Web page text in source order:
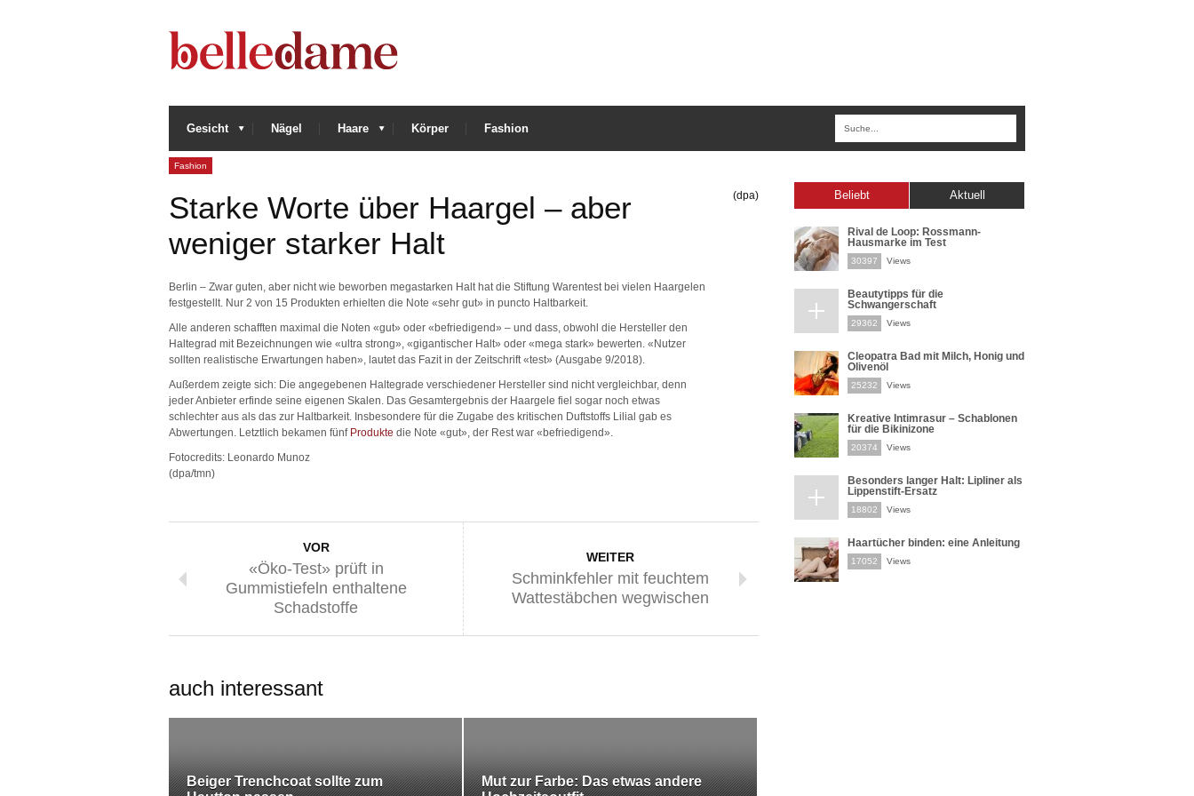
Gesicht Nägel Haare Körper Fashion
Fashion
Starke Worte über Haargel – aber
weniger starker Halt
(dpa)
Berlin – Zwar guten, aber nicht wie beworben megastarken Halt hat die Stiftung Warentest bei vielen Haargelen
festgestellt. Nur 2 von 15 Produkten erhielten die Note «sehr gut» in puncto Haltbarkeit.
Alle anderen schafften maximal die Noten «gut» oder «befriedigend» – und dass, obwohl die Hersteller den
Haltegrad mit Bezeichnungen wie «ultra strong», «gigantischer Halt» oder «mega stark» bewerten. «Nutzer
sollten realistische Erwartungen haben», lautet das Fazit in der Zeitschrift «test» (Ausgabe 9/2018).
Außerdem zeigte sich: Die angegebenen Haltegrade verschiedener Hersteller sind nicht vergleichbar, denn
jeder Anbieter erfinde seine eigenen Skalen. Das Gesamtergebnis der Haargele fiel sogar noch etwas
schlechter aus als das zur Haltbarkeit. Insbesondere für die Zugabe des kritischen Duftstoffs Lilial gab es
Abwertungen. Letztlich bekamen fünf Produkte die Note «gut», der Rest war «befriedigend».
Fotocredits: Leonardo Munoz
(dpa/tmn)
VOR
«Öko-Test» prüft in
Gummistiefeln enthaltene
Schadstoffe
WEITER
Schminkfehler mit feuchtem
Wattestäbchen wegwischen
auch interessant
Beiger Trenchcoat sollte zum
Mut zur Farbe: Das etwas andere
Beliebt Aktuell
Rival de Loop: Rossmann-
Hausmarke im Test
30397 Views
Beautytipps für die
Schwangerschaft
29362 Views
Cleopatra Bad mit Milch, Honig und
Olivenöl
25232 Views
Kreative Intimrasur – Schablonen
für die Bikinizone
20374 Views
Besonders langer Halt: Lipliner als
Lippenstift-Ersatz
18802 Views
Haartücher binden: eine Anleitung
17052 Views